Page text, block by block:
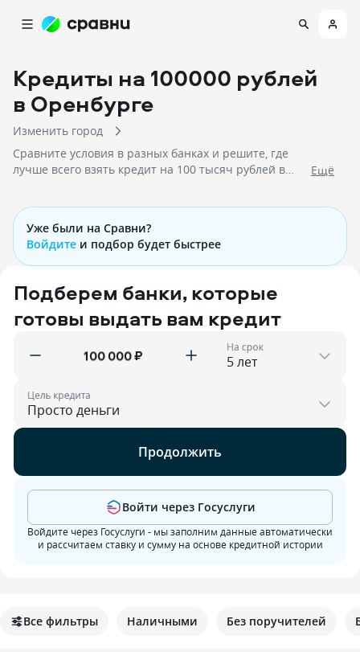
Кредиты на 100000 рублей
в Оренбурге
Изменить город
Сравните условия в разных банках и решите, где
лучше всего взять кредит на 100 тысяч рублей в
Eщё
Уже были на Сравни?
Войдите и подбор будет быстрее
Подберем банки, которые
готовы выдать вам кредит
₽ На срок
Цель кредита
Продолжить
Войдите через Госуслуги - мы заполним данные автоматически
и рассчитаем ставку и сумму на основе кредитной истории
Войти через Госуслуги
Все фильтры Наличными Без поручителей